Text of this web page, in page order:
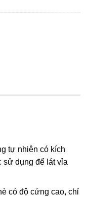
tự nhiên có kích
dụng để lát vỉa
có độ cứng cao, chỉ